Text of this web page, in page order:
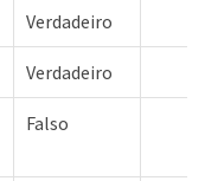
Verdadeiro
Verdadeiro
Falso